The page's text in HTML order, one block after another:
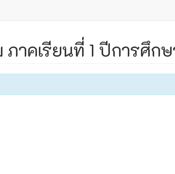
าคเรียนที่ 1 ปีการศึก